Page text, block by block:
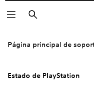
Buscar
Página principal de
Estado de PlayStation